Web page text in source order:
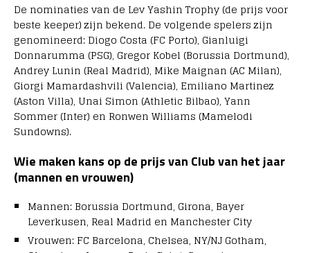
De nominaties van de Lev Yashin Trophy (de prijs voor
beste keeper) zijn bekend. De volgende spelers zijn
genomineerd: Diogo Costa (FC Porto), Gianluigi
Donnarumma (PSG), Gregor Kobel (Borussia Dortmund),
Andrey Lunin (Real Madrid), Mike Maignan (AC Milan),
Giorgi Mamardashvili (Valencia), Emiliano Martinez
(Aston Villa), Unai Simon (Athletic Bilbao), Yann
Sommer (Inter) en Ronwen Williams (Mamelodi
Sundowns).
Wie maken kans op de prijs van Club van het jaar
(mannen en vrouwen)
Mannen: Borussia Dortmund, Girona, Bayer
Leverkusen, Real Madrid en Manchester City
Vrouwen: FC Barcelona, Chelsea, NY/NJ Gotham,